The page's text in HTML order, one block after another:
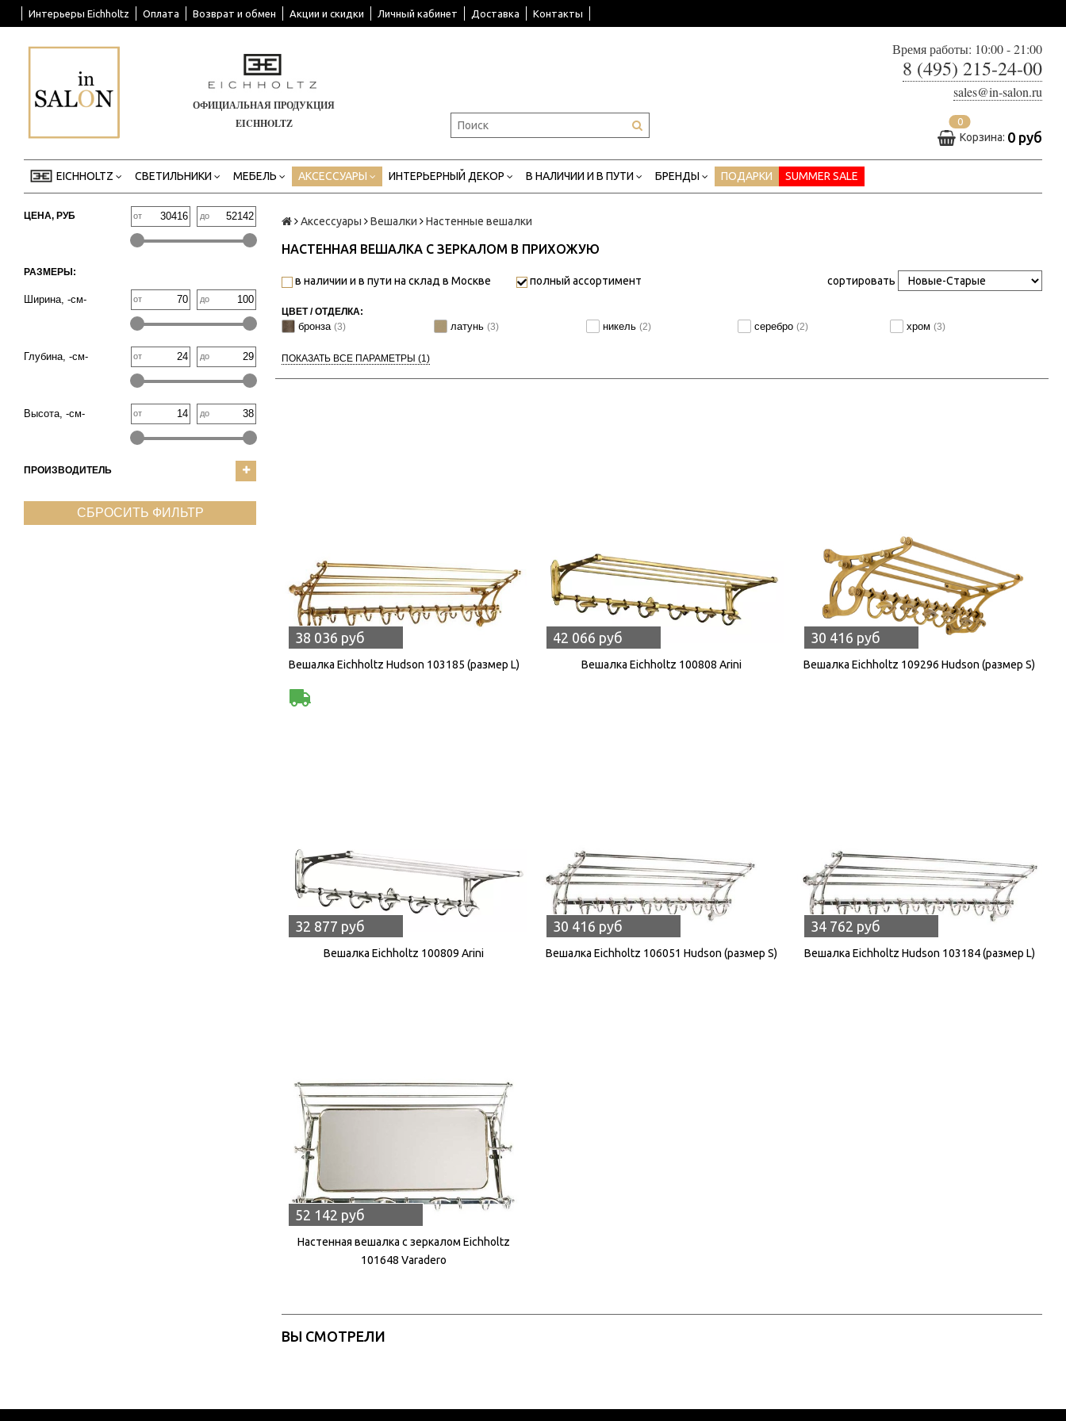
Интерьеры Eichholtz Оплата Возврат и обмен Акции и скидки Личный кабинет Доставка Контакты
ОФИЦИАЛЬНАЯ ПРОДУКЦИЯ
EICHHOLTZ
Время работы: 10:00 - 21:00
8 (495) 215-24-00
sales@in-salon.ru
0
Корзина: 0 руб
EICHHOLTZ СВЕТИЛЬНИКИ МЕБЕЛЬ АКСЕССУАРЫ ИНТЕРЬЕРНЫЙ ДЕКОР В НАЛИЧИИ И В ПУТИ БРЕНДЫ ПОДАРКИ SUMMER SALE
ЦЕНА, РУБ от до
РАЗМЕРЫ:
Ширина, -см- от до
Глубина, -см- от до
Высота, -см- от до
ПРОИЗВОДИТЕЛЬ
СБРОСИТЬ ФИЛЬТР
Аксессуары Вешалки Настенные вешалки
НАСТЕННАЯ ВЕШАЛКА С ЗЕРКАЛОМ В ПРИХОЖУЮ
в наличии и в пути на склад в Москве полный ассортимент сортировать
ЦВЕТ / ОТДЕЛКА:
бронза (3) латунь (3) никель (2) серебро(2) хром(3)
ПОКАЗАТЬ ВСЕ ПАРАМЕТРЫ (1)
38 036 руб
Вешалка Eichholtz Hudson 103185 (размер L)
42 066 руб
Вешалка Eichholtz 100808 Arini
30 416 руб
Вешалка Eichholtz 109296 Hudson (размер S)
32 877 руб
Вешалка Eichholtz 100809 Arini
30 416 руб
Вешалка Eichholtz 106051 Hudson (размер S)
34 762 руб
Вешалка Eichholtz Hudson 103184 (размер L)
52 142 руб
Настенная вешалка с зеркалом Eichholtz
101648 Varadero
ВЫ СМОТРЕЛИ